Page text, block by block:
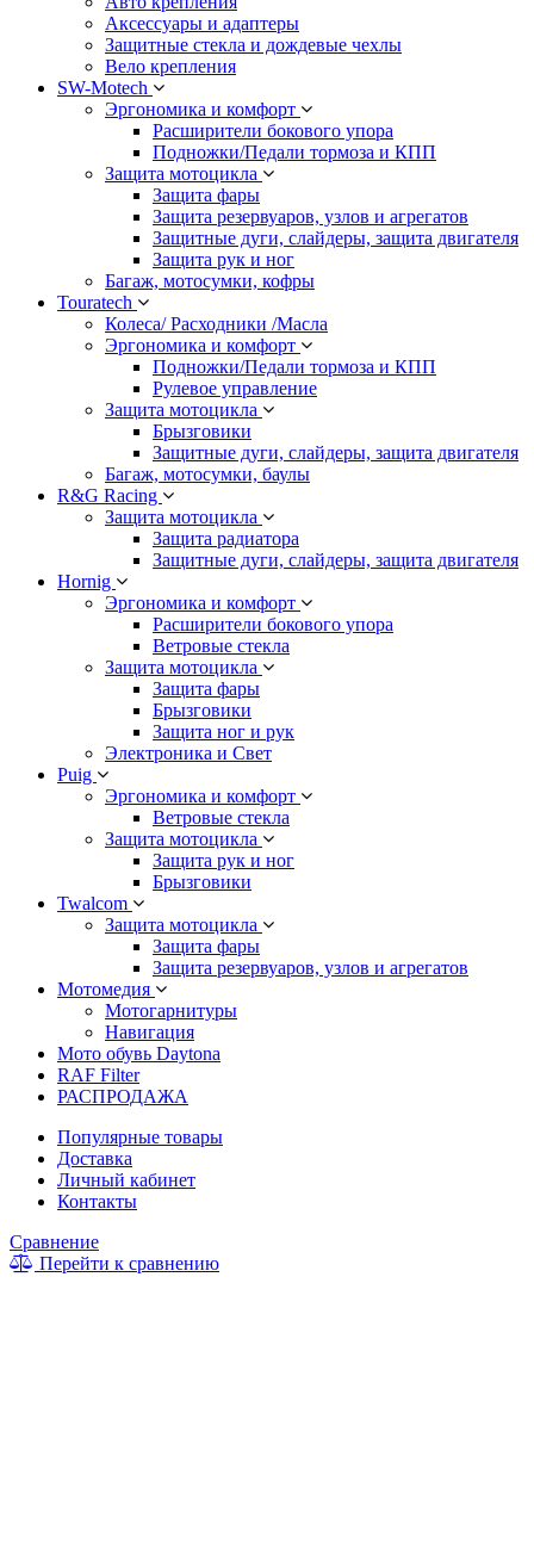
Аксессуары и адаптеры
Защитные стекла и дождевые чехлы
Вело крепления
SW-Motech
Эргономика и комфорт
Расширители бокового упора
Подножки/Педали тормоза и КПП
Защита мотоцикла
Защита фары
Защита резервуаров, узлов и агрегатов
Защитные дуги, слайдеры, защита двигателя
Защита рук и ног
Багаж, мотосумки, кофры
Touratech
Колеса/ Расходники /Масла
Эргономика и комфорт
Подножки/Педали тормоза и КПП
Рулевое управление
Защита мотоцикла
Брызговики
Защитные дуги, слайдеры, защита двигателя
Багаж, мотосумки, баулы
R&G Racing
Защита мотоцикла
Защита радиатора
Защитные дуги, слайдеры, защита двигателя
Hornig
Эргономика и комфорт
Расширители бокового упора
Ветровые стекла
Защита мотоцикла
Защита фары
Брызговики
Защита ног и рук
Электроника и Свет
Puig
Эргономика и комфорт
Ветровые стекла
Защита мотоцикла
Защита рук и ног
Брызговики
Twalcom
Защита мотоцикла
Защита фары
Защита резервуаров, узлов и агрегатов
Мотомедия
Мотогарнитуры
Навигация
Мото обувь Daytona
RAF Filter
РАСПРОДАЖА
Популярные товары
Доставка
Личный кабинет
Контакты
Сравнение
Перейти к сравнению